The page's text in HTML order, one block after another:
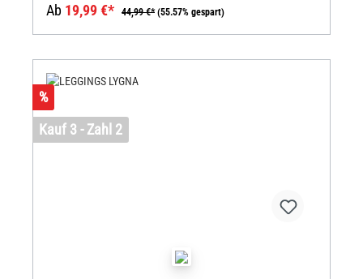
Ab 19,99 €* 44,99 €* (55.57% gespart)
%
Kauf 3 - Zahl 2